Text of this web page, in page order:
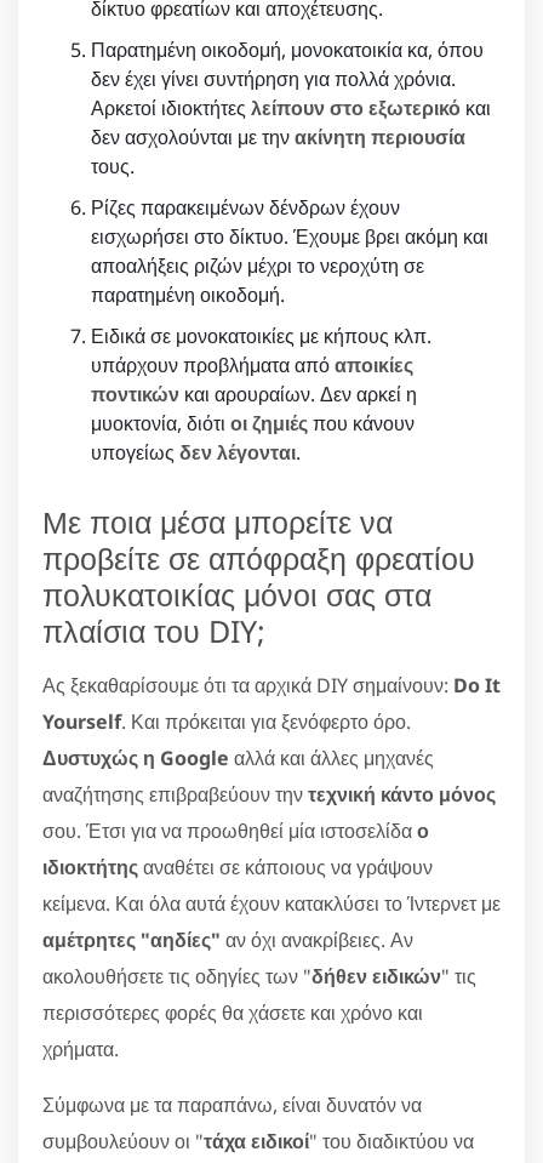
δίκτυο φρεατίων και αποχέτευσης.
Παρατημένη οικοδομή, μονοκατοικία κα, όπου
δεν έχει γίνει συντήρηση για πολλά χρόνια.
Αρκετοί ιδιοκτήτες λείπουν στο εξωτερικό και
δεν ασχολούνται με τηνακίνητη περιουσία
τους.
Ρίζες παρακειμένων δένδρων έχουν
εισχωρήσει στο δίκτυο. Έχουμε βρει ακόμη και
αποαλήξεις ριζών μέχρι το νεροχύτη σε
παρατημένη οικοδομή.
Ειδικά σε μονοκατοικίες με κήπους κλπ.
υπάρχουν προβλήματα απόαποικίες
ποντικών και αρουραίων. Δεν αρκεί η
μυοκτονία, διότι οι ζημιέςπου κάνουν
υπογείως δεν λέγονται.
Με ποια μέσα μπορείτε να
προβείτε σε απόφραξη φρεατίου
πολυκατοικίας μόνοι σας στα
πλαίσια του DIY;
Ας ξεκαθαρίσουμε ότι τα αρχικά DIY σημαίνουν: Do It
Yourself. Και πρόκειται για ξενόφερτο όρο.
Δυστυχώς η Google αλλά και άλλες μηχανές
αναζήτησης επιβραβεύουν τηντεχνική κάντο μόνος
σου. Έτσι για να προωθηθεί μία ιστοσελίδαο
ιδιοκτήτηςαναθέτει σε κάποιους να γράψουν
κείμενα. Και όλα αυτά έχουν κατακλύσει το Ίντερνετ με
αμέτρητες "αηδίες" αν όχι ανακρίβειες. Αν
ακολουθήσετε τις οδηγίες των "δήθεν ειδικών" τις
περισσότερες φορές θα χάσετε και χρόνο και
χρήματα.
Σύμφωνα με τα παραπάνω, είναι δυνατόν να
συμβουλεύουν οι "τάχα ειδικοί" του διαδικτύου να